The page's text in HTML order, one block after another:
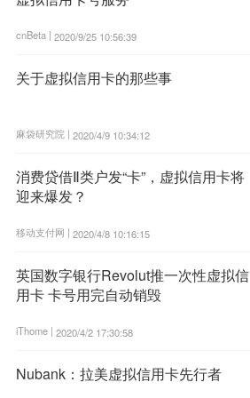
cnBeta | 2020/9/25 10:56:39
关于虚拟信用卡的那些事
麻袋研究院 | 2020/4/9 10:34:12
消费贷借Ⅱ类户发“卡”，虚拟信用卡将
迎来爆发？
移动支付网 | 2020/4/8 10:16:15
英国数字银行Revolut推一次性虚拟信
用卡 卡号用完自动销毁
iThome | 2020/4/2 17:30:58
Nubank：拉美虚拟信用卡先行者